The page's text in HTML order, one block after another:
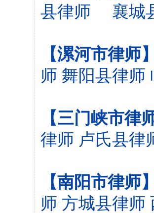
县律师
襄城
【漯河市律师
师 舞阳县律师
【三门峡市律
律师 卢氏县律
【南阳市律师
师 方城县律师